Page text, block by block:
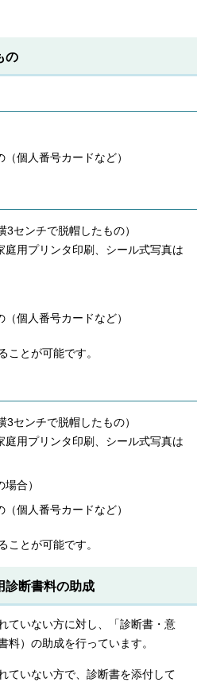
の
個人番号カードなど）
センチで脱帽したもの）
用プリンタ印刷、シール式写真は
個人番号カードなど）
ことが可能です。
センチで脱帽したもの）
用プリンタ印刷、シール式写真は
合）
個人番号カードなど）
ことが可能です。
診断書料の助成
ていない方に対し、「診断書・意
料）の助成を行っています。
ていない方で、診断書を添付して